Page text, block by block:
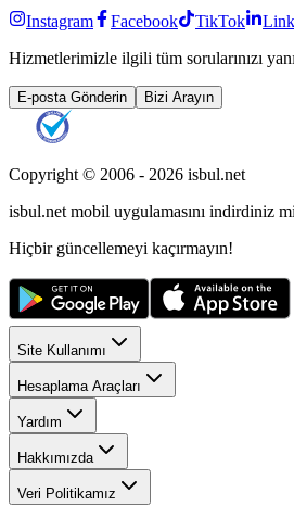
Instagram Facebook TikTok
Hizmetlerimizle ilgili tüm sorularınızı
E-posta Gönderin Bizi Arayın
Copyright © 2006 - 2026 isbul.net
isbul.net mobil uygulamasını indirdiniz
Hiçbir güncellemeyi kaçırmayın!
Site Kullanımı
Hesaplama Araçları
Yardım
Hakkımızda
Veri Politikamız